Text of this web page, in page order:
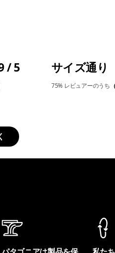
/ 5 サイズ通り
75% レビュアーのうち